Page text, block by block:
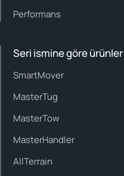
Performans
Seri ismine göre ürünler
SmartMover
MasterTug
MasterTow
MasterHandler
AllTerrain